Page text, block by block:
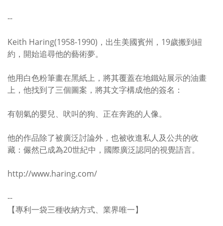
--
Keith Haring(1958-1990)，出生美國賓州，19歲搬到紐
約，開始追尋他的藝術夢。
他用白色粉筆畫在黑紙上，將其覆蓋在地鐵站展示的油畫
上，他找到了三個圖案，將其文字構成他的簽名：
有朝氣的嬰兒、吠叫的狗、正在奔跑的人像。
他的作品除了被廣泛討論外，也被收進私人及公共的收
藏：儼然已成為20世紀中，國際廣泛認同的視覺語言。
http://www.haring.com/
--
【專利一袋三種收納方式、業界唯一】